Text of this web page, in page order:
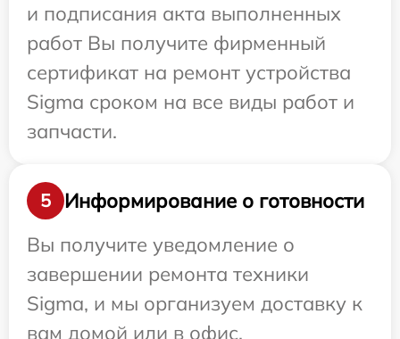
и подписания акта выполненных
работ Вы получите фирменный
сертификат на ремонт устройства
Sigma сроком на все виды работ и
запчасти.
5
Информирование о готовности
Вы получите уведомление о
завершении ремонта техники
Sigma, и мы организуем доставку к
вам домой или в офис.